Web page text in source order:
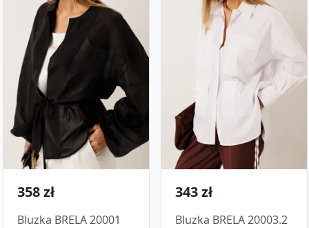
358 zł
Bluzka BRELA 20001
343 zł
Bluzka BRELA 20003.2